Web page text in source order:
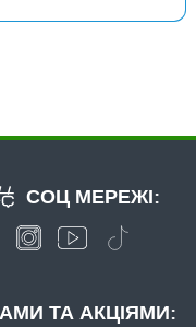
ТА АКЦІЯМИ:
СОЦ МЕРЕЖІ: